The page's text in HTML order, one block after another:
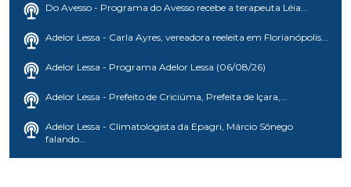
Do Avesso - Programa do Avesso recebe a terapeuta Léia...
Adelor Lessa - Carla Ayres, vereadora reeleita em Florianópolis...
Adelor Lessa - Programa Adelor Lessa (06/08/26)
Adelor Lessa - Prefeito de Criciúma, Prefeita de Içara,...
Adelor Lessa - Climatologista da Epagri, Márcio Sônego
falando...